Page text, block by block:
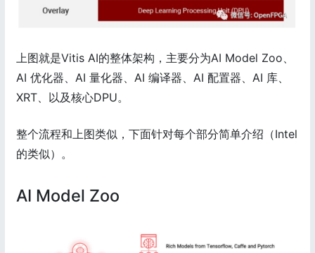
上图就是Vitis AI的整体架构，主要分为AI Model Zoo、
AI 优化器、AI 量化器、AI 编译器、AI 配置器、AI 库、
XRT、以及核心DPU。
整个流程和上图类似，下面针对每个部分简单介绍（Intel
的类似）。
AI Model Zoo